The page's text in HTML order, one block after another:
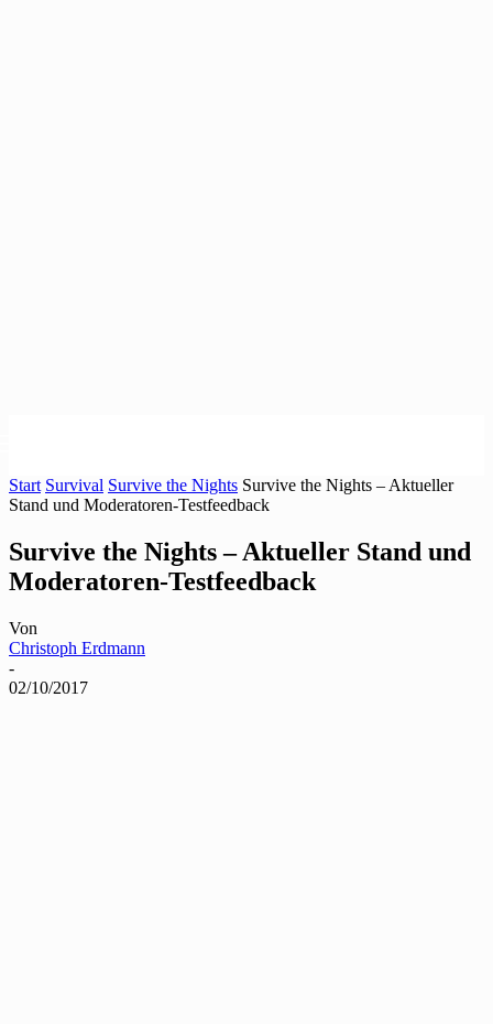
Start Survival Survive the Nights Survive the Nights – Aktueller
Stand und Moderatoren-Testfeedback
Survive the Nights – Aktueller Stand und
Moderatoren-Testfeedback
Von
Christoph Erdmann
-
02/10/2017